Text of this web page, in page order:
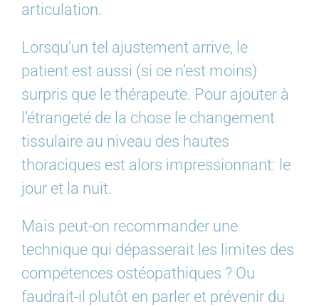
articulation.
Lorsqu’un tel ajustement arrive, le
patient est aussi (si ce n’est moins)
surpris que le thérapeute. Pour ajouter à
l’étrangeté de la chose le changement
tissulaire au niveau des hautes
thoraciques est alors impressionnant: le
jour et la nuit.
Mais peut-on recommander une
technique qui dépasserait les limites des
compétences ostéopathiques ? Ou
faudrait-il plutôt en parler et prévenir du